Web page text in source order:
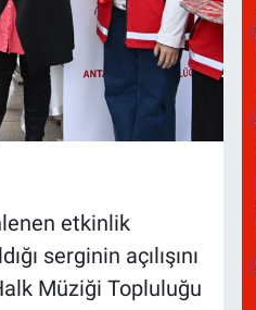
etkinlik
serginin açılışını
Müziği Topluluğu